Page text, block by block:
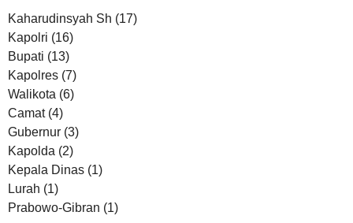
Kaharudinsyah Sh (17)
Kapolri (16)
Bupati (13)
Kapolres (7)
Walikota (6)
Camat (4)
Gubernur (3)
Kapolda (2)
Kepala Dinas (1)
Lurah (1)
Prabowo-Gibran (1)